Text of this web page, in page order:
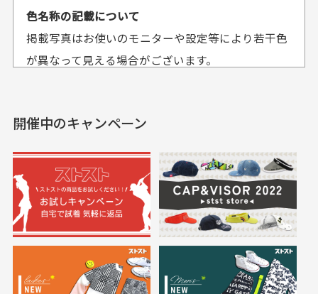
セールかつポイント
も使えて、お得に購
入出来ました
セールかつポイントも使
満足です。
おります
欲しかったスカートが購
30代女性 30代女性
平日午前9時までのご注文で最短当日発送させて頂いて
せて頂いております。
送料はいくらかかりますか？
何点ご購入頂いた場合も全国一律で800円とさせて頂
いております。(1配送先につき)
また5,000円(税込)以上お買い物をして頂けた場合は送
※必ず１つのショッピングカートに複数商品を入れて
ご注文下さいませ。
色名称の記載について
掲載写真はお使いのモニターや設定等により若干色
が異なって見える場合がございます。
実寸サイズについて
一点一点手作業で計測しておりますので、若干の誤
差が生じる場合がございます。
においについて
ユーズド商品の特性故、メンテンスを行っておりま
すが、におい（煙草、香水、お香、古着特有の香
開催中のキャンペーン